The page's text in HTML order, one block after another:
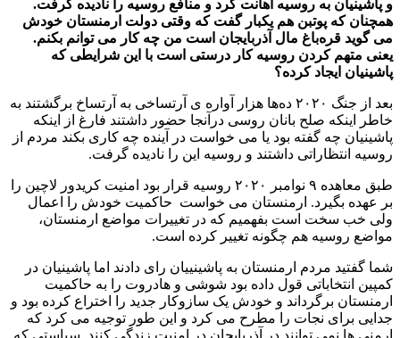
و پاشینیان به روسیه اهانت کرد و منافع روسیه را نادیده گرفت.
همچنان که پوتبن هم یکبار گفت که وقتی دولت ارمنستان خودش
می گوید قره‌باغ مال آذربایجان است من چه کار می توانم بکنم.
یعنی متهم کردن روسیه کار درستی است با این شرایطی که
پاشینیان ایجاد کرده؟
بعد از جنگ ۲۰۲۰ ده‌ها هزار آواره ی آرتساخی به آرتساخ برگشتند به
خاطر اینکه صلح بانان روسی درآنجا حضور داشتند فارغ از اینکه
پاشینیان چه گفته بود یا می خواست در آینده چه کاری بکند مردم از
روسیه انتظاراتی داشتند و روسیه این را نادیده گرفت.
طبق معاهده ۹ نوامبر ۲۰۲۰ روسیه قرار بود امنیت کریدور لاچین را
بر عهده بگیرد. ارمنستان می خواست حاکمیت خودش را اعمال
ولی خب سخت است بفهمیم که در تغییرات مواضع ارمنستان،
مواضع روسیه هم چگونه تغییر کرده است.
شما گفتید مردم ارمنستان به پاشینییان رای دادند اما پاشینیان در
کمپین انتخاباتی قول داده بود شوشی و هادروت را به حاکمیت
ارمنستان برگرداند و خودش یک سازوکار جدید را اختراع کرده بود و
جدایی برای نجات را مطرح می کرد و این طور توجیه می کرد که